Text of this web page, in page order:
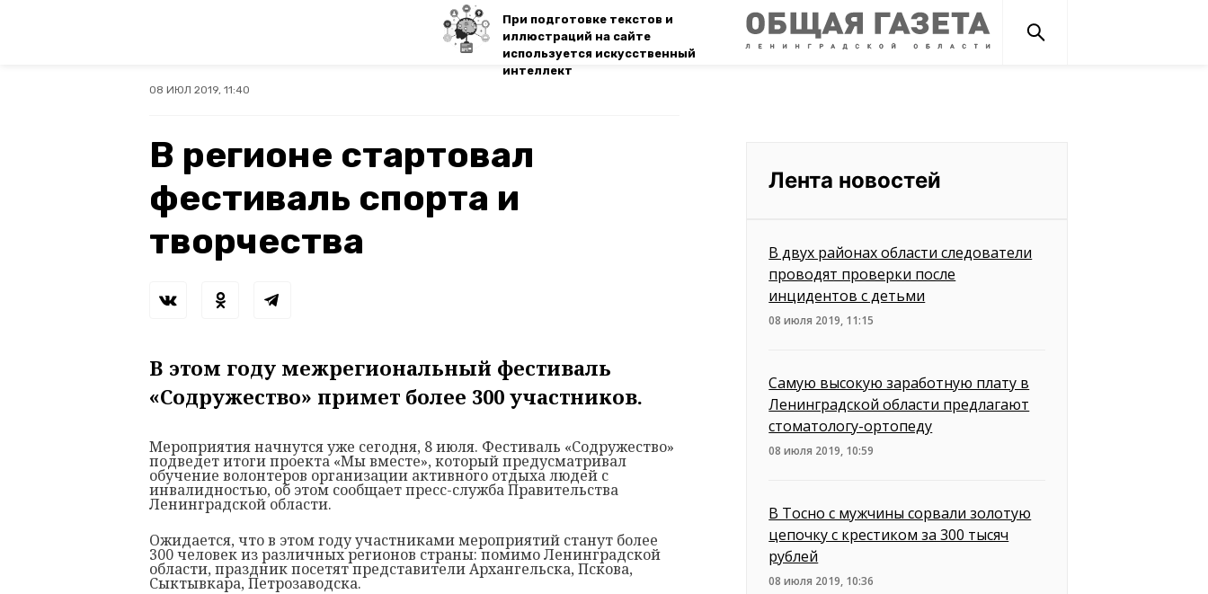
При подготовке текстов и
иллюстраций на сайте
используется искусственный
интеллект
08 ИЮЛ 2019, 11:40
В регионе стартовал
фестиваль спорта и
творчества
В этом году межрегиональный фестиваль
«Содружество» примет более 300 участников.
Мероприятия начнутся уже сегодня, 8 июля. Фестиваль «Содружество»
подведет итоги проекта «Мы вместе», который предусматривал
обучение волонтеров организации активного отдыха людей с
инвалидностью, об этом сообщает пресс-служба Правительства
Ленинградской области.
Ожидается, что в этом году участниками мероприятий станут более
300 человек из различных регионов страны: помимо Ленинградской
области, праздник посетят представители Архангельска, Пскова,
Сыктывкара, Петрозаводска.
Лента новостей
В двух районах области следователи
проводят проверки после
инцидентов с детьми
08 июля 2019, 11:15
Самую высокую заработную плату в
Ленинградской области предлагают
стоматологу-ортопеду
08 июля 2019, 10:59
В Тосно с мужчины сорвали золотую
цепочку с крестиком за 300 тысяч
рублей
08 июля 2019, 10:36